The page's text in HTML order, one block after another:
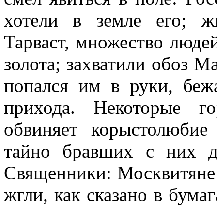
хотели в земле его;
Тарваст, множество
золота; захватили обоз
попался им в руки,
прихода. Некоторые
обвиняет
тайно бравших с них
Священники:
жгли, как сказано в